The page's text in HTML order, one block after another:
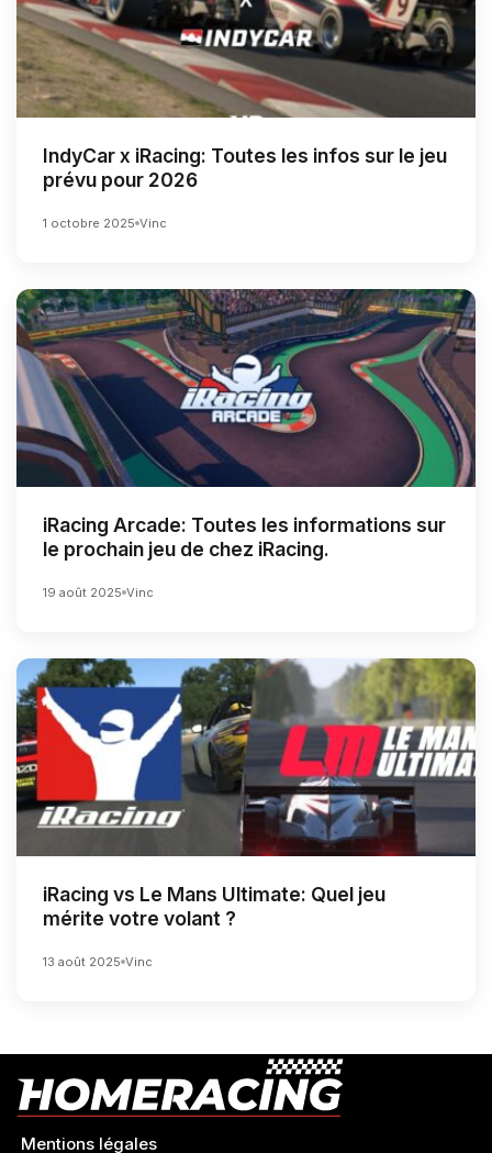
IndyCar x iRacing: Toutes les infos sur le jeu
prévu pour 2026
1 octobre 2025 Vinc
iRacing Arcade: Toutes les informations sur
le prochain jeu de chez iRacing.
19 août 2025 Vinc
iRacing vs Le Mans Ultimate: Quel jeu
mérite votre volant ?
13 août 2025 Vinc
Mentions légales